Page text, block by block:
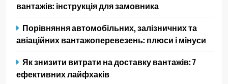
вантажів: інструкція для замовника
Порівняння автомобільних, залізничних та
авіаційних вантажоперевезень: плюси і мінуси
Як знизити витрати на доставку вантажів: 7
ефективних лайфхаків